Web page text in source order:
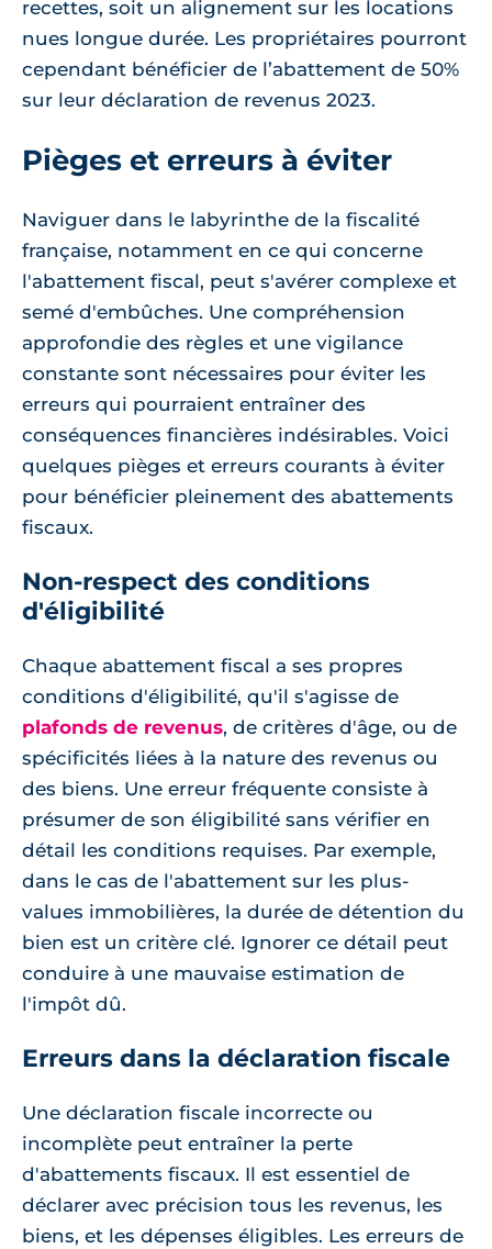
recettes, soit un alignement sur les locations
nues longue durée. Les propriétaires pourront
cependant bénéficier de l’abattement de 50%
sur leur déclaration de revenus 2023.
Pièges et erreurs à éviter
Naviguer dans le labyrinthe de la fiscalité
française, notamment en ce qui concerne
l'abattement fiscal, peut s'avérer complexe et
semé d'embûches. Une compréhension
approfondie des règles et une vigilance
constante sont nécessaires pour éviter les
erreurs qui pourraient entraîner des
conséquences financières indésirables. Voici
quelques pièges et erreurs courants à éviter
pour bénéficier pleinement des abattements
fiscaux.
Non-respect des conditions
d'éligibilité
Chaque abattement fiscal a ses propres
conditions d'éligibilité, qu'il s'agisse de
plafonds de revenus, de critères d'âge, ou de
spécificités liées à la nature des revenus ou
des biens. Une erreur fréquente consiste à
présumer de son éligibilité sans vérifier en
détail les conditions requises. Par exemple,
dans le cas de l'abattement sur les plus-
values immobilières, la durée de détention du
bien est un critère clé. Ignorer ce détail peut
conduire à une mauvaise estimation de
l'impôt dû.
Erreurs dans la déclaration fiscale
Une déclaration fiscale incorrecte ou
incomplète peut entraîner la perte
d'abattements fiscaux. Il est essentiel de
déclarer avec précision tous les revenus, les
biens, et les dépenses éligibles. Les erreurs de